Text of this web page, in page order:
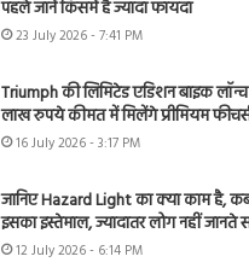
पहले जानें किसमें है ज्यादा फायदा
23 July 2026 - 7:41 PM
Triumph की लिमिटेड एडिशन बाइक
लाख रुपये कीमत में मिलेंगे प्रीमियम
16 July 2026 - 3:17 PM
जानिए Hazard Light का क्या काम है,
इसका इस्तेमाल, ज्यादातर लोग नहीं जानते
12 July 2026 - 6:14 PM